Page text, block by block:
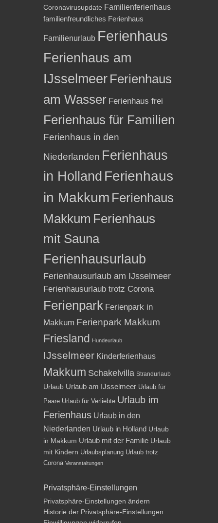
Coronavirusupdate Familienferienhaus
familienfreundliches Ferienhaus
Familienurlaub Ferienhaus
Ferienhaus am
IJsselmeer Ferienhaus
am Wasser Ferienhaus frei
Ferienhaus für Familien
Ferienhaus in den
Niederlanden Ferienhaus
in Holland Ferienhaus
in Makkum Ferienhaus
Makkum Ferienhaus
mit Sauna
Ferienhausurlaub
Ferienhausurlaub am IJsselmeer
Ferienhausurlaub trotz Corona
Ferienpark Ferienpark in
Makkum Ferienpark Makkum
Friesland Hundeurlaub
IJsselmeer Kinderferienhaus
Makkum Schakelvilla Strandurlaub
Urlaub Urlaub am IJsselmeer Urlaub für
Paare Urlaub für Verliebte Urlaub im
Ferienhaus Urlaub in den
Niederlanden Urlaub in Holland Urlaub
in Makkum Urlaub mit der Familie Urlaub
mit Kindern Urlaubsplanung Urlaub trotz
Corona Veranstaltungen
Privatsphäre-Einstellungen
Privatsphäre-Einstellungen ändern
Historie der Privatsphäre-Einstellungen